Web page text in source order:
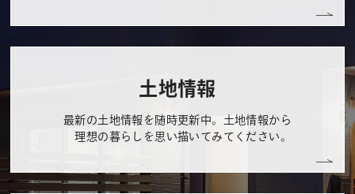
土地情報
最新の土地情報を随時更新中。土地情報から
理想の暮らしを思い描いてみてください。